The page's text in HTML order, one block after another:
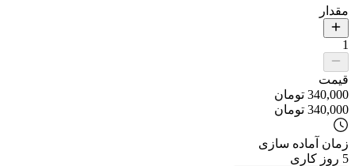
مقدار
1
قیمت
340,000 تومان
340,000 تومان
زمان آماده سازی
5 روز کاری